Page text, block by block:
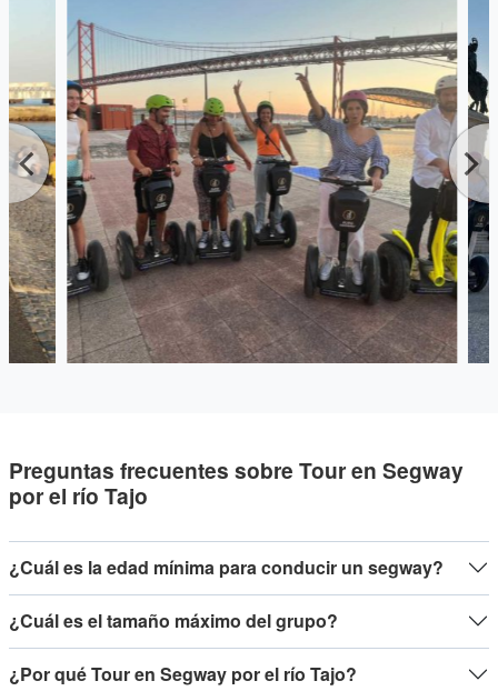
Preguntas frecuentes sobre Tour en Segway
por el río Tajo
¿Cuál es la edad mínima para conducir un segway?
¿Cuál es el tamaño máximo del grupo?
¿Por qué Tour en Segway por el río Tajo?